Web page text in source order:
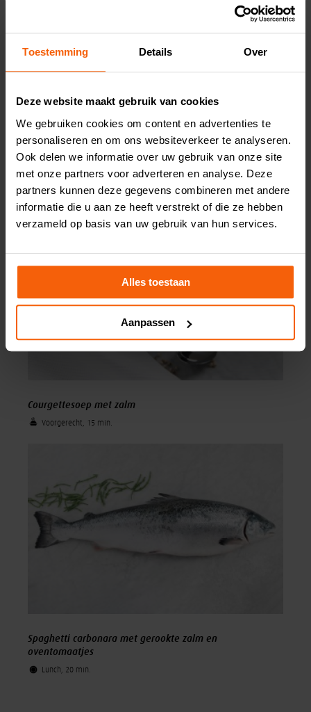
Toestemming Details Over
Deze website maakt gebruik van cookies
We gebruiken cookies om content en advertenties te
personaliseren en om ons websiteverkeer te analyseren.
Ook delen we informatie over uw gebruik van onze site
met onze partners voor adverteren en analyse. Deze
partners kunnen deze gegevens combineren met andere
informatie die u aan ze heeft verstrekt of die ze hebben
verzameld op basis van uw gebruik van hun services.
Alles toestaan
Aanpassen
Aardappelsalade met zalm, sperzieboon en tomaat
Hoofdgerecht, 30 min.
Courgettesoep met zalm
Voorgerecht, 15 min.
Spaghetti carbonara met gerookte zalm en
oventomaatjes
Lunch, 20 min.